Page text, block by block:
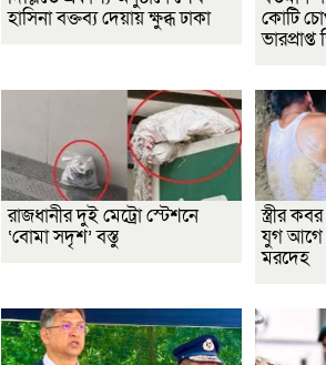
হাসিনা বক্তব্য দেয়ায় ক্ষুব্ধ ঢাকা
কোটি
রাজধানীর দুই মেট্রো স্টেশনে
‘বোমা সদৃশ’ বস্তু
স্ত্রীর
যুগ আগে
মরদেহ